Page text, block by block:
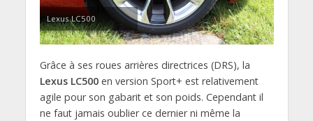
Lexus LC500
Grâce à ses roues arrières directrices (DRS), la
Lexus LC500en version Sport+ est relativement
agile pour son gabarit et son poids. Cependant il
ne faut jamais oublier ce dernier ni même la